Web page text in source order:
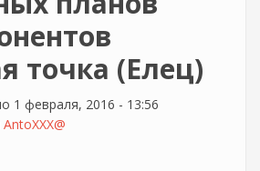
точка (Елец)
1 февраля, 2016 - 13:56
AntoXXX@